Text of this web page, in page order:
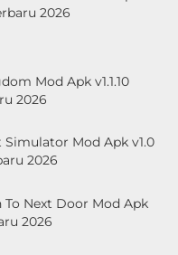
2026
Mod Apk v1.1.10
2026
Mod Apk v1.0
2026
Next Door Mod Apk
2026